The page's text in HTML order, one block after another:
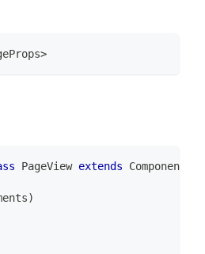
>
PageView extends Component
)